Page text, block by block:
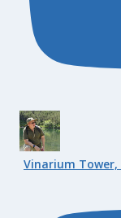
Vinarium Tower,